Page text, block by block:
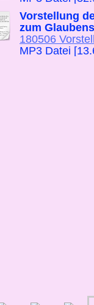
Vorstellung
zum
180506
MP3 Datei